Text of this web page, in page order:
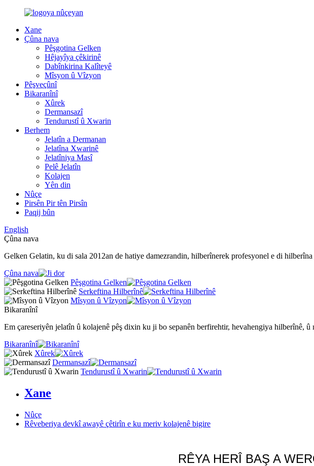
Xane
Çûna nava
Pêşgotina Gelken
Hêjayîya çêkirinê
Dabînkirina Kalîteyê
Mîsyon û Vîzyon
Pêşveçûnî
Bikaranînî
Xûrek
Dermansazî
Tendurustî û Xwarin
Berhem
Jelatîn a Dermanan
Jelatîna Xwarinê
Jelatîniya Masî
Pelê Jelatîn
Kolajen
Yên din
Nûçe
Pirsên Pir tên Pirsîn
Paqij bûn
English
Çûna nava
Gelken Gelatin, ku di sala 2012an de hatiye damezrandin, hilberînerek profesyonel e di
Çûna nava
Pêşgotina Gelken
Serkeftina Hilberînê
Mîsyon û Vîzyon
Bikaranînî
Em çareseriyên jelatîn û kolajenê pêş dixin ku ji bo sepanên berfirehtir, hevahengiya hilberînê,
Bikaranînî
Xûrek
Dermansazî
Tendurustî û Xwarin
Xane
Nûçe
Rêveberiya devkî awayê çêtirîn e ku meriv kolajenê bigire
RÊYA HERÎ BAŞ A